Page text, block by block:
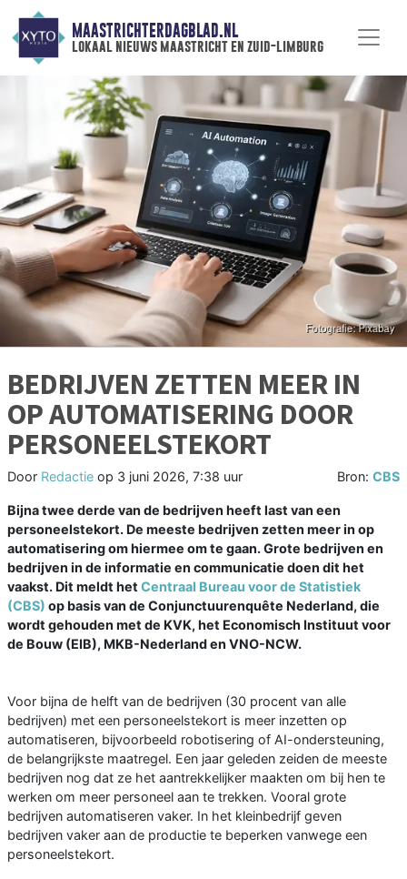
MAASTRICHTERDAGBLAD.NL
lokaal nieuws maastricht en zuid-limburg
BEDRIJVEN ZETTEN MEER IN
OP AUTOMATISERING DOOR
PERSONEELSTEKORT
Door Redactie op 3 juni 2026, 7:38 uur Bron: CBS
Bijna twee derde van de bedrijven heeft last van een
personeelstekort. De meeste bedrijven zetten meer in op
automatisering om hiermee om te gaan. Grote bedrijven en
bedrijven in de informatie en communicatie doen dit het
vaakst. Dit meldt het Centraal Bureau voor de Statistiek
(CBS) op basis van de Conjunctuurenquête Nederland, die
wordt gehouden met de KVK, het Economisch Instituut voor
de Bouw (EIB), MKB-Nederland en VNO-NCW.
Voor bijna de helft van de bedrijven (30 procent van alle
bedrijven) met een personeelstekort is meer inzetten op
automatiseren, bijvoorbeeld robotisering of AI-ondersteuning,
de belangrijkste maatregel. Een jaar geleden zeiden de meeste
bedrijven nog dat ze het aantrekkelijker maakten om bij hen te
werken om meer personeel aan te trekken. Vooral grote
bedrijven automatiseren vaker. In het kleinbedrijf geven
bedrijven vaker aan de productie te beperken vanwege een
personeelstekort.